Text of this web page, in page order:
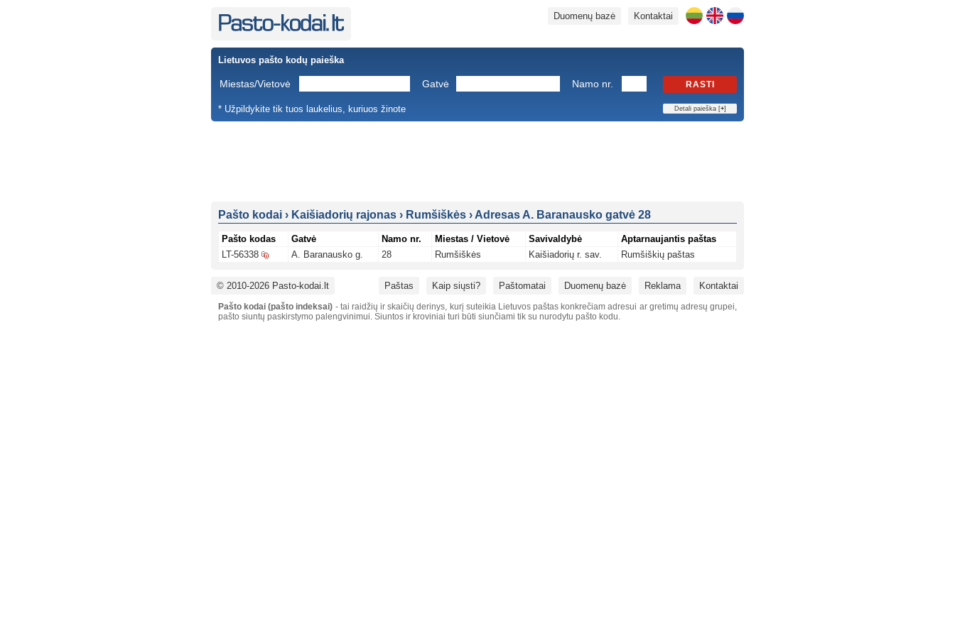
Kontaktai
Duomenų bazė
Lietuvos pašto kodų paieška
Miestas/Vietovė Gatvė Namo nr. RASTI
* Užpildykite tik tuos laukelius, kuriuos žinote Detali paieška [+]
Pašto kodai › Kaišiadorių rajonas › Rumšiškės › Adresas A. Baranausko gatvė 28
Pašto kodas Gatvė Namo nr. Miestas / Vietovė Savivaldybė
Aptarnaujantis paštas
LT-56338
A. Baranausko g. 28 Rumšiškės Kaišiadorių r. sav. Rumšiškių paštas
© 2010-2026 Pasto-kodai.lt Paštas Kaip siųsti? Paštomatai Duomenų bazė Reklama Kontaktai
Pašto kodai (pašto indeksai) - tai raidžių ir skaičių derinys, kurį suteikia Lietuvos paštas konkrečiam adresui ar gretimų adresų grupei,
pašto siuntų paskirstymo palengvinimui. Siuntos ir kroviniai turi būti siunčiami tik su nurodytu pašto kodu.